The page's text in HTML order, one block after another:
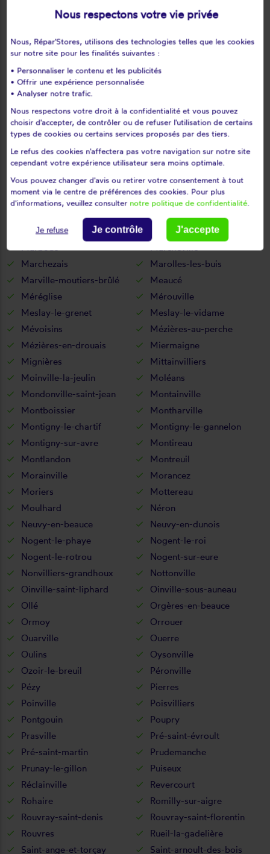
Les châtelets
Les châtelliers-notre-dame
Les corvées-les-yys
Les etilleux
Les pinthières
Les ressuintes
Léthuin
Levainville
Lèves
Logron
Lormaye
Louville-la-chenard
Louvilliers-en-drouais
Louvilliers-lès-perche
Lucé
Luigny
Luisant
Lumeau
Luplanté
Luray
Lutz-en-dunois
Magny
Maintenon
Mainvilliers
Manou
Marboué
Marchéville
Marchezais
Marolles-les-buis
Marville-moutiers-brûlé
Meaucé
Méréglise
Mérouville
Meslay-le-grenet
Meslay-le-vidame
Mévoisins
Mézières-au-perche
Mézières-en-drouais
Miermaigne
Mignières
Mittainvilliers
Moinville-la-jeulin
Moléans
Mondonville-saint-jean
Montainville
Montboissier
Montharville
Montigny-le-chartif
Montigny-le-gannelon
Montigny-sur-avre
Montireau
Montlandon
Montreuil
Morainville
Morancez
Moriers
Mottereau
Moulhard
Néron
Neuvy-en-beauce
Neuvy-en-dunois
Nogent-le-phaye
Nogent-le-roi
Nogent-le-rotrou
Nogent-sur-eure
Nonvilliers-grandhoux
Nottonville
Oinville-saint-liphard
Oinville-sous-auneau
Ollé
Orgères-en-beauce
Ormoy
Orrouer
Ouarville
Ouerre
Oulins
Oysonville
Ozoir-le-breuil
Péronville
Pézy
Pierres
Poinville
Poisvilliers
Pontgouin
Poupry
Prasville
Pré-saint-évroult
Pré-saint-martin
Prudemanche
Prunay-le-gillon
Puiseux
Réclainville
Revercourt
Rohaire
Romilly-sur-aigre
Rouvray-saint-denis
Rouvray-saint-florentin
Rouvres
Rueil-la-gadelière
Saint-ange-et-torçay
Saint-arnoult-des-bois
Nous respectons votre vie privée
Nous, Répar'Stores, utilisons des technologies telles que les cookies
sur notre site pour les finalités suivantes :
• Personnaliser le contenu et les publicités
• Offrir une expérience personnalisée
• Analyser notre trafic.
Nous respectons votre droit à la confidentialité et vous pouvez
choisir d'accepter, de contrôler ou de refuser l'utilisation de certains
types de cookies ou certains services proposés par des tiers.
Le refus des cookies n'affectera pas votre navigation sur notre site
cependant votre expérience utilisateur sera moins optimale.
Vous pouvez changer d'avis ou retirer votre consentement à tout
moment via le centre de préférences des cookies. Pour plus
d'informations, veuillez consulter notre politique de confidentialité.
Je refuse Je contrôle J'accepte